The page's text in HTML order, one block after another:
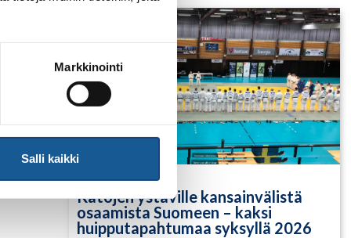
Markkinointi
Salli kaikki
30.6.2026
Katojen ystäville kansainvälistä
osaamista Suomeen – kaksi
huipputapahtumaa syksyllä 2026